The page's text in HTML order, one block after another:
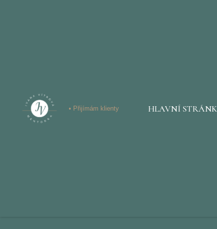
• Přijímám klienty HLAVNÍ